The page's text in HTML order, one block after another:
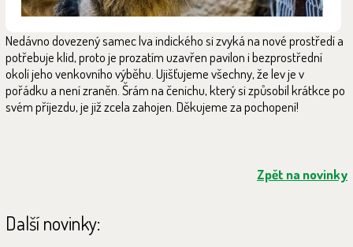
Nedávno dovezený samec lva indického si zvyká na nové prostředí a
potřebuje klid, proto je prozatím uzavřen pavilon i bezprostřední
okolí jeho venkovního výběhu. Ujišťujeme všechny, že lev je v
pořádku a není zraněn. Šrám na čenichu, který si způsobil krátkce po
svém příjezdu, je již zcela zahojen. Děkujeme za pochopení!
Zpět na novinky
Další novinky: